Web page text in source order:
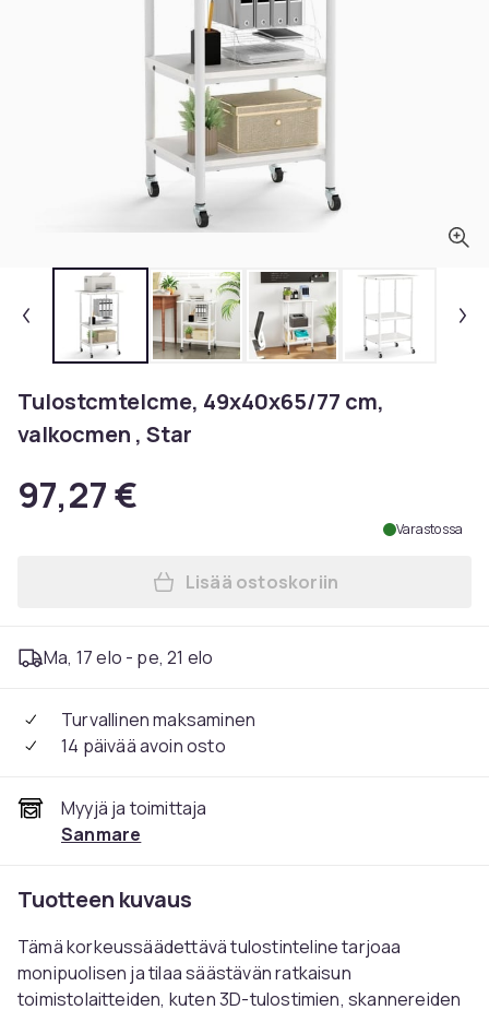
Tulostcmtelcme, 49x40x65/77 cm,
valkocmen , Star
97,27 €
Varastossa
Lisää Tulostcmtelcme,
Lisää ostoskoriin
Ma, 17 elo - pe, 21 elo
Turvallinen maksaminen
14 päivää avoin osto
Myyjä ja toimittaja
Sanmare
Tuotteen kuvaus
Tämä korkeussäädettävä tulostinteline tarjoaa
monipuolisen ja tilaa säästävän ratkaisun
toimistolaitteiden, kuten 3D-tulostimien, skannereiden